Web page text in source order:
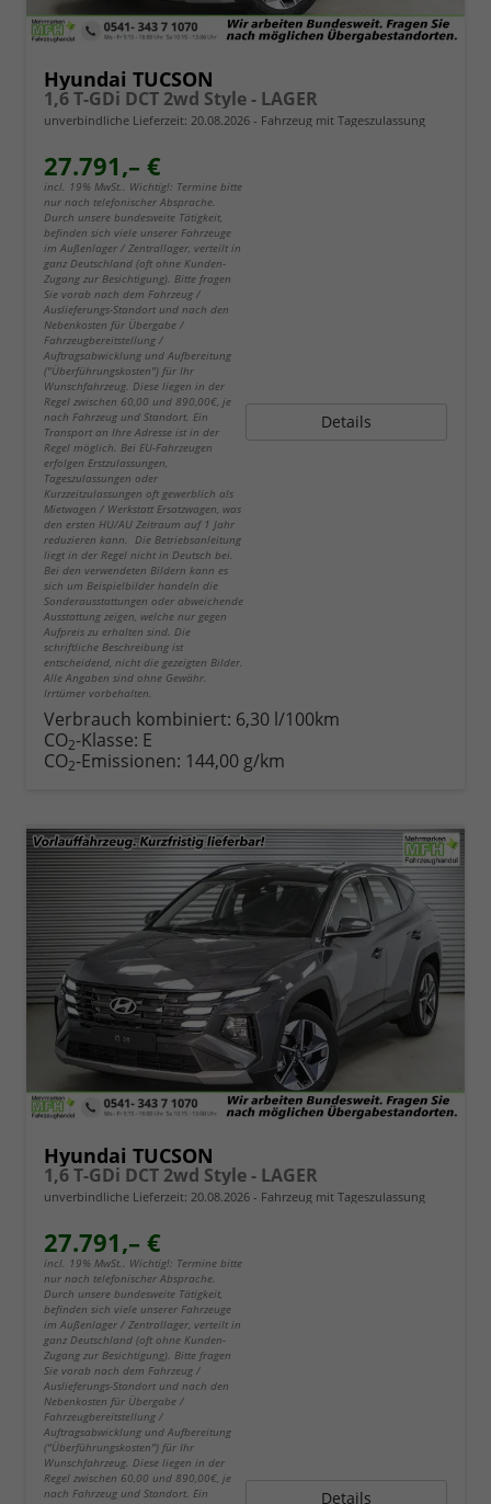
Hyundai TUCSON
1,6 T-GDi DCT 2wd Style - LAGER
unverbindliche Lieferzeit: 20.08.2026 Fahrzeug mit Tageszulassung
27.791,– €
incl. 19% MwSt.. Wichtig!: Termine bitte
nur nach telefonischer Absprache.
Durch unsere bundesweite Tätigkeit,
befinden sich viele unserer Fahrzeuge
im Außenlager / Zentrallager, verteilt in
ganz Deutschland (oft ohne Kunden-
Zugang zur Besichtigung). Bitte fragen
Sie vorab nach dem Fahrzeug /
Auslieferungs-Standort und nach den
Nebenkosten für Übergabe /
Fahrzeugbereitstellung /
Auftragsabwicklung und Aufbereitung
("Überführungskosten") für Ihr
Wunschfahrzeug. Diese liegen in der
Regel zwischen 60,00 und 890,00€, je
nach Fahrzeug und Standort. Ein
Transport an Ihre Adresse ist in der
Regel möglich. Bei EU-Fahrzeugen
erfolgen Erstzulassungen,
Tageszulassungen oder
Kurzzeitzulassungen oft gewerblich als
Mietwagen / Werkstatt Ersatzwagen, was
den ersten HU/AU Zeitraum auf 1 Jahr
reduzieren kann. Die Betriebsanleitung
liegt in der Regel nicht in Deutsch bei.
Bei den verwendeten Bildern kann es
sich um Beispielbilder handeln die
Sonderausstattungen oder abweichende
Ausstattung zeigen, welche nur gegen
Aufpreis zu erhalten sind. Die
schriftliche Beschreibung ist
entscheidend, nicht die gezeigten Bilder.
Alle Angaben sind ohne Gewähr.
Irrtümer vorbehalten.
Details
Verbrauch kombiniert: 6,30 l/100km
CO2-Klasse: E
CO2-Emissionen: 144,00 g/km
Hyundai TUCSON
1,6 T-GDi DCT 2wd Style - LAGER
unverbindliche Lieferzeit: 20.08.2026 Fahrzeug mit Tageszulassung
27.791,– €
incl. 19% MwSt.. Wichtig!: Termine bitte
nur nach telefonischer Absprache.
Durch unsere bundesweite Tätigkeit,
befinden sich viele unserer Fahrzeuge
im Außenlager / Zentrallager, verteilt in
ganz Deutschland (oft ohne Kunden-
Zugang zur Besichtigung). Bitte fragen
Sie vorab nach dem Fahrzeug /
Auslieferungs-Standort und nach den
Nebenkosten für Übergabe /
Fahrzeugbereitstellung /
Auftragsabwicklung und Aufbereitung
("Überführungskosten") für Ihr
Wunschfahrzeug. Diese liegen in der
Regel zwischen 60,00 und 890,00€, je
nach Fahrzeug und Standort. Ein
Details